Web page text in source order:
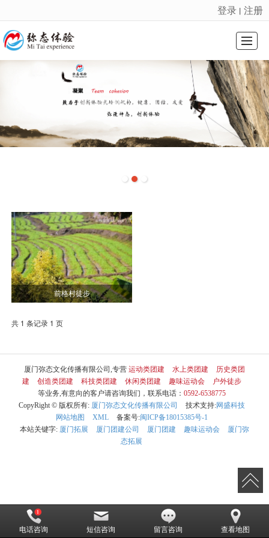
很遗憾，因您的浏览器版本过低导致无法获得最佳浏览体验，推荐下载安装谷歌浏览器！
登录 丨 注册
课程系列 新闻动态 关于我们 联系我们
前格村徒步
共 1 条记录 1 页
厦门弥态文化传播有限公司,专营 运动类团建 水上类团建
历史类团
建
创造类团建 科技类团建 休闲类团建 趣味运动会
户外徒步
等业务,有意向的客户请咨询我们，联系电话： 0592-6538775
CopyRight © 版权所有: 厦门弥态文化传播有限公司 技术支持:网盛科技
网站地图
XML 备案号:闽ICP备18015385号-1
本站关键字: 厦门拓展 厦门团建公司 厦门团建 趣味运动会
厦门弥
态拓展
电话咨询 短信咨询 留言咨询 查看地图